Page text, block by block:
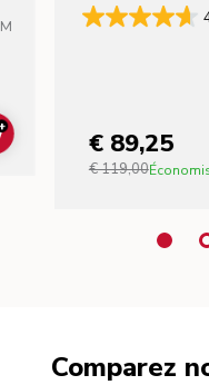
ADD TO CART€ 89,25
€ 119,00
Comparez